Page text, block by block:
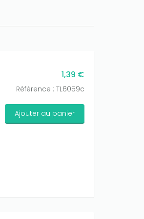
1,39 €
Référence : TL6059c
Ajouter au panier